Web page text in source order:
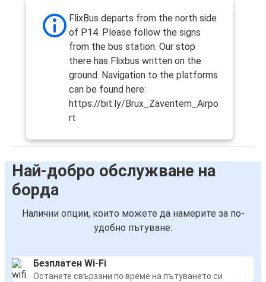
FlixBus departs from the north side
of P14. Please follow the signs
from the bus station. Our stop
there has Flixbus written on the
ground. Navigation to the platforms
can be found here:
https://bit.ly/Brux_Zaventem_Airpo
rt
Най-добро обслужване на
борда
Налични опции, които можете да намерите за по-
удобно пътуване:
Безплатен Wi-Fi
Останете свързани по време на пътуването си